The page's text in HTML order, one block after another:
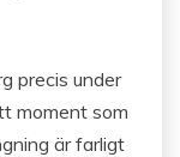
precis under
moment som
är farligt